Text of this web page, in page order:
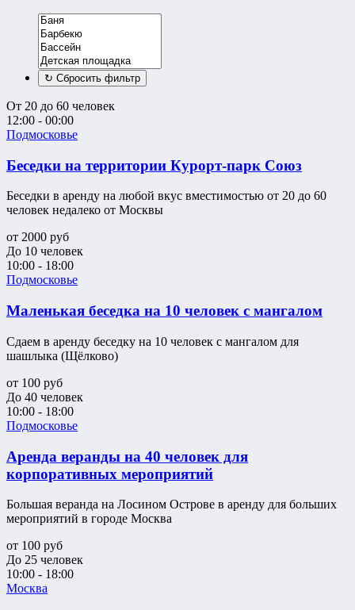
От 20 до 60 человек
12:00 - 00:00
Подмосковье
Беседки на территории Курорт-парк Союз
Беседки в аренду на любой вкус вместимостью от 20 до 60
человек недалеко от Москвы
от 2000 руб
До 10 человек
10:00 - 18:00
Подмосковье
Маленькая беседка на 10 человек с мангалом
Сдаем в аренду беседку на 10 человек с мангалом для
шашлыка (Щёлково)
от 100 руб
До 40 человек
10:00 - 18:00
Подмосковье
Аренда веранды на 40 человек для
корпоративных мероприятий
Большая веранда на Лосином Острове в аренду для больших
мероприятий в городе Москва
от 100 руб
До 25 человек
10:00 - 18:00
Москва